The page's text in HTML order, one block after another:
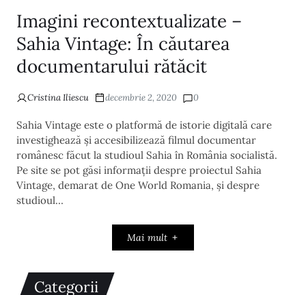
Imagini recontextualizate –
Sahia Vintage: În căutarea
documentarului rătăcit
Cristina Iliescu decembrie 2, 2020 0
Sahia Vintage este o platformă de istorie digitală care
investighează și accesibilizează filmul documentar
românesc făcut la studioul Sahia în România socialistă.
Pe site se pot găsi informații despre proiectul Sahia
Vintage, demarat de One World Romania, și despre
studioul…
Mai mult
Categorii